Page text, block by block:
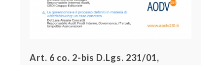
Art. 6 co. 2-bis D.Lgs. 231/01,